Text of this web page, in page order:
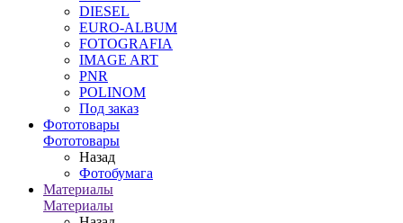
DIESEL
EURO-ALBUM
FOTOGRAFIA
IMAGE ART
PNR
POLINOM
Под заказ
Фототовары
Фототовары
Назад
Фотобумага
Материалы
Материалы